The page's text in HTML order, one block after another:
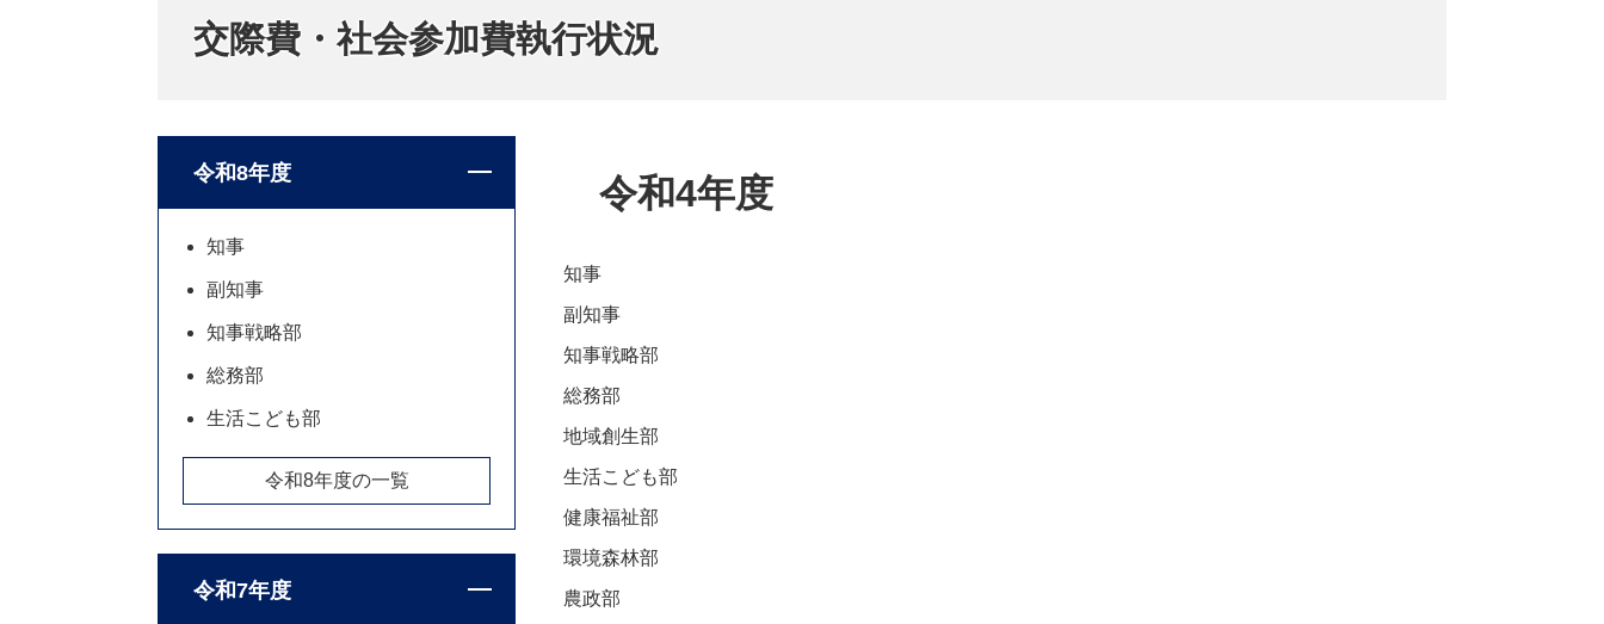
交際費・社会参加費執行状況
令和4年度
知事
副知事
知事戦略部
総務部
地域創生部
生活こども部
健康福祉部
環境森林部
農政部
令和8年度
知事
副知事
知事戦略部
総務部
生活こども部
令和8年度の一覧
令和7年度